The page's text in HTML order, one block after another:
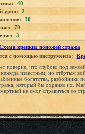
40
урон:
2
30
70
3
Схема крепких поножей стража
с помощью инструмента:
поверие, что глубоко под
некогда известным, но стёртым
богатства, разбойники
который бы охранял их.
не смог справиться со